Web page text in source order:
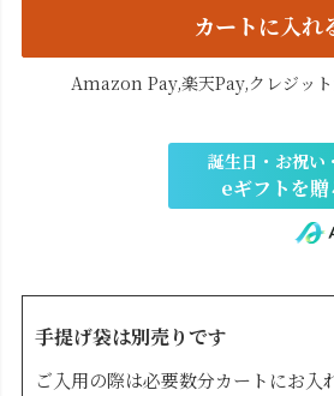
カートに入れ
Amazon Pay,楽天Pay,クレジッ
手提げ袋は別売りです
ご入用の際は必要数分カートにお入